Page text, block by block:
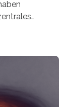
veröffentlichte